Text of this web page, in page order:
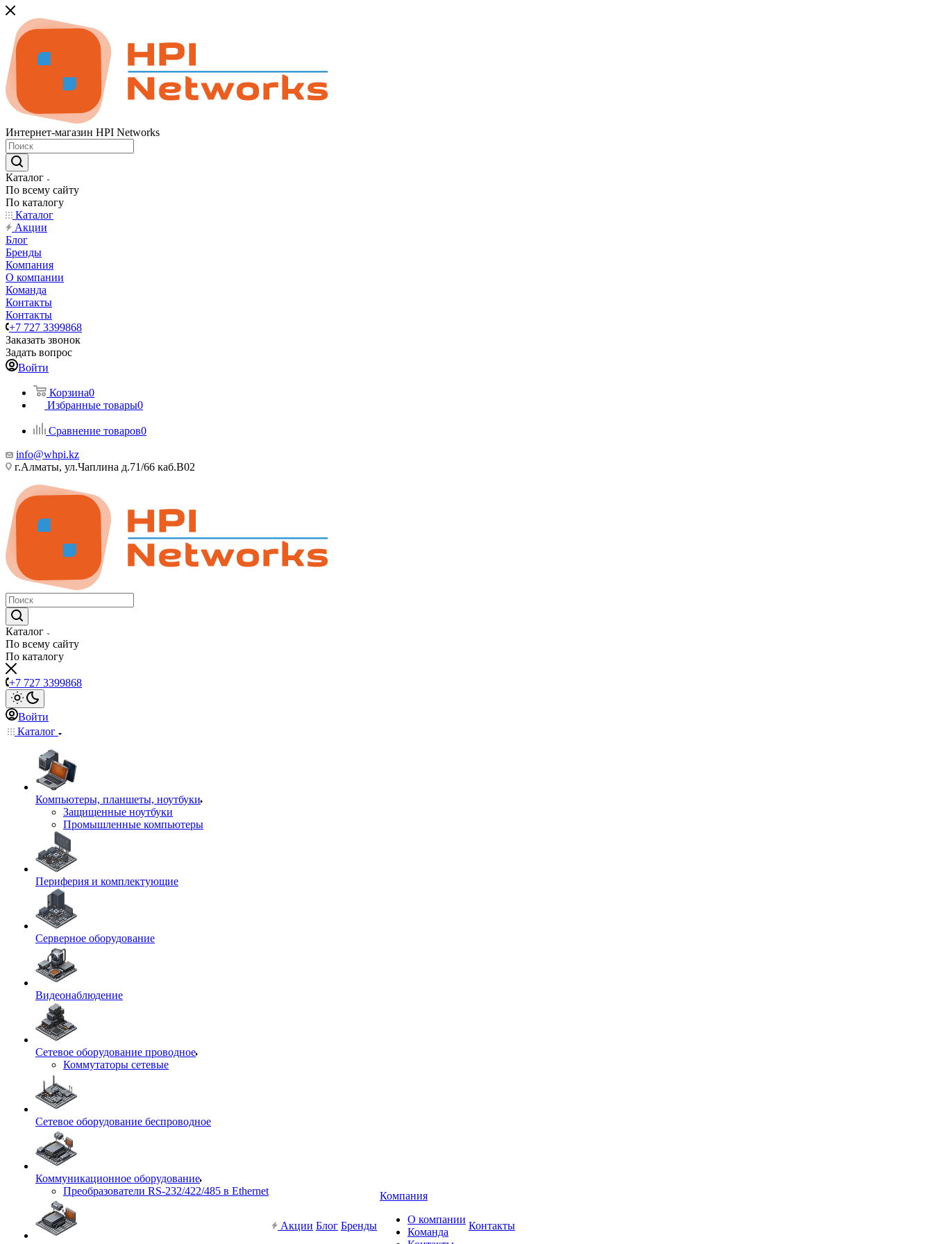
Интернет-магазин HPI Networks
Каталог
По всему сайту
По каталогу
Каталог
Акции
Блог
Бренды
Компания
О компании
Команда
Контакты
Контакты
+7 727 3399868
Заказать звонок
Задать вопрос
Войти
Корзина0
Избранные товары0
Сравнение товаров0
info@whpi.kz
г.Алматы, ул.Чаплина д.71/66 каб.B02
Каталог
По всему сайту
По каталогу
+7 727 3399868
Войти
Каталог
Компьютеры, планшеты, ноутбуки
Защищенные ноутбуки
Промышленные компьютеры
Периферия и комплектующие
Серверное оборудование
Видеонаблюдение
Сетевое оборудование проводное
Коммутаторы сетевые
Сетевое оборудование беспроводное
Коммуникационное оборудование
Преобразователи RS-232/422/485 в Ethernet
Акции Блог Бренды
Компания
О компании
Команда
Контакты